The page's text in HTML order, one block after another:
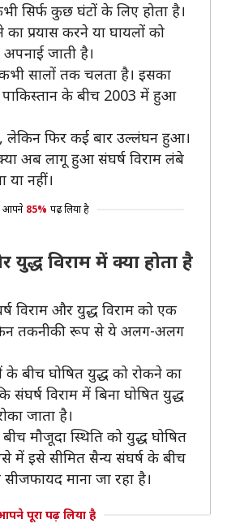
सिर्फ कुछ घंटों के लिए होता है।
प्रयास करने या घायलों को
अपनाई जाती है।
सालों तक चलता है। इसका
के बीच 2003 में हुआ
फिर कई बार उल्लंघन हुआ।
अब लागू हुआ संघर्ष विराम लंबे
नहीं।
आपने 85% पढ़ लिया है
युद्ध विराम में क्या होता है
विराम और युद्ध विराम को एक
तकनीकी रूप से ये अलग-अलग
के बीच घोषित युद्ध को रोकने का
संघर्ष विराम में बिना घोषित युद्ध
जाता है।
मौजूदा स्थिति को युद्ध घोषित
में इसे सीमित सैन्य संघर्ष के बीच
माना जा रहा है।
पूरा पढ़ लिया है